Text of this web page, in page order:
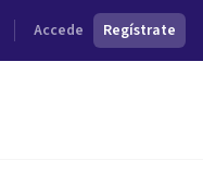
Accede Regístrate